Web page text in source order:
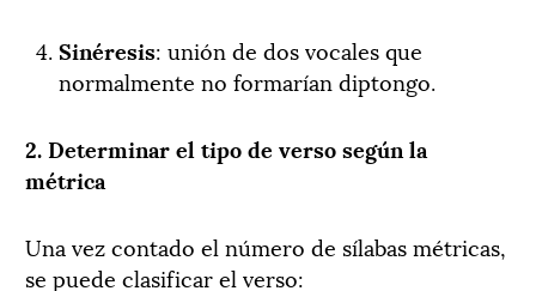
Sinéresis: unión de dos vocales que
normalmente no formarían diptongo.
2. Determinar el tipo de verso según la
métrica
Una vez contado el número de sílabas métricas,
se puede clasificar el verso: